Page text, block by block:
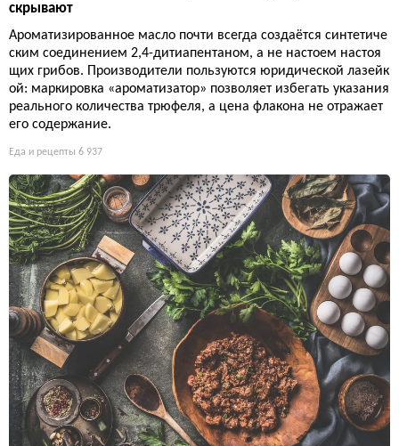
скрывают
Ароматизированное масло почти всегда создаётся синтетиче
ским соединением 2,4-дитиапентаном, а не настоем настоя
щих грибов. Производители пользуются юридической лазейк
ой: маркировка «ароматизатор» позволяет избегать указания
реального количества трюфеля, а цена флакона не отражает
его содержание.
Еда и рецепты 6 937